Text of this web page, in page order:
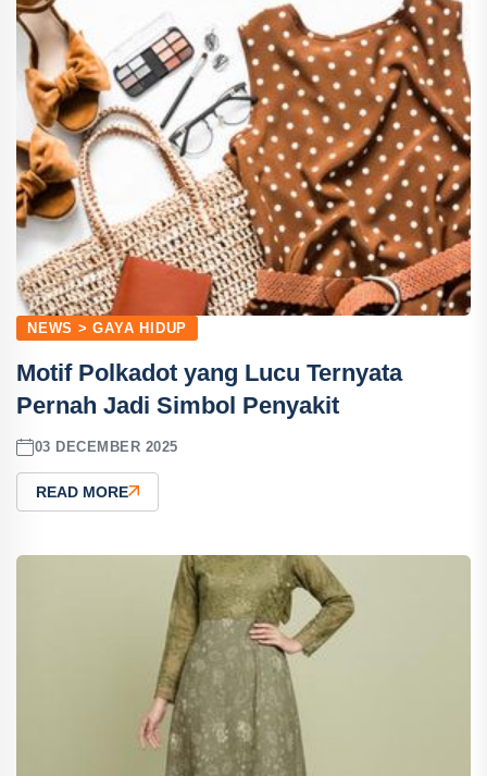
NEWS > GAYA HIDUP
Motif Polkadot yang Lucu Ternyata
Pernah Jadi Simbol Penyakit
03 DECEMBER 2025
READ MORE